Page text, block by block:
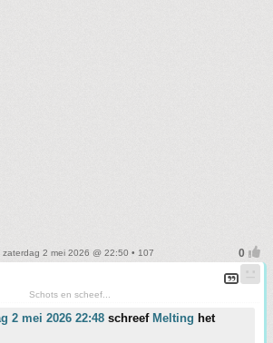
zaterdag 2 mei 2026 @ 22:50 • 107
Schots en scheef...
2 mei 2026 22:48 schreef Melting het